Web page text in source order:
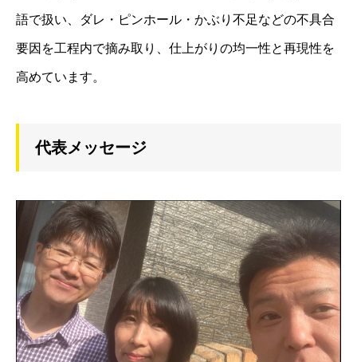
語で扱い、ダレ・ピンホール・かぶり不足などの不具合
要因を工程内で摘み取り、仕上がりの均一性と再現性を
高めています。
代表メッセージ